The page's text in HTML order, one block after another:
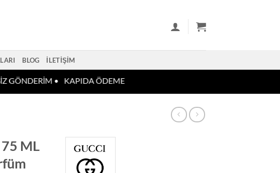
BLOG İLETIŞIM
GÖNDERİM • KAPIDA ÖDEME
75 ML